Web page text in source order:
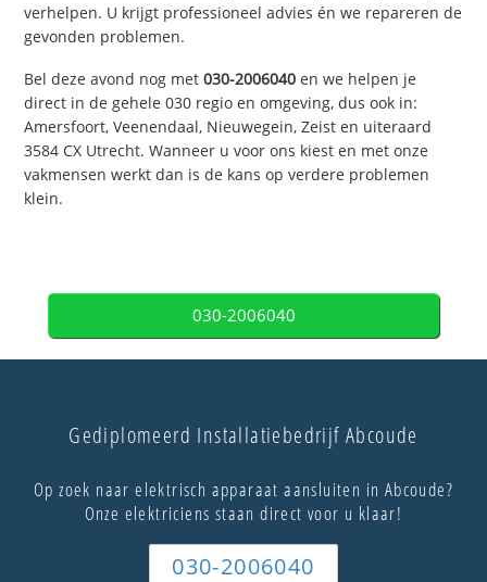
verhelpen. U krijgt professioneel advies én we repareren de
gevonden problemen.
Bel deze avond nog met030-2006040 en we helpen je
direct in de gehele 030 regio en omgeving, dus ook in:
Amersfoort, Veenendaal, Nieuwegein, Zeist en uiteraard
3584 CX Utrecht. Wanneer u voor ons kiest en met onze
vakmensen werkt dan is de kans op verdere problemen
klein.
030-2006040
Gediplomeerd Installatiebedrijf Abcoude
Op zoek naar elektrisch apparaat aansluiten in Abcoude?
Onze elektriciens staan direct voor u klaar!
030-2006040